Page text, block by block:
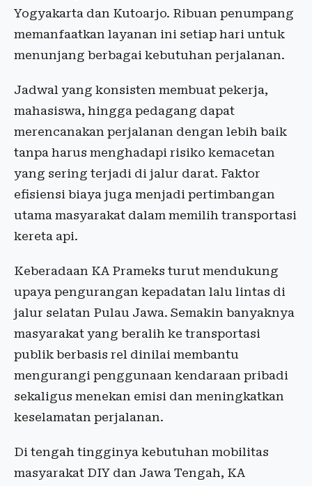
Yogyakarta dan Kutoarjo. Ribuan penumpang
memanfaatkan layanan ini setiap hari untuk
menunjang berbagai kebutuhan perjalanan.
Jadwal yang konsisten membuat pekerja,
mahasiswa, hingga pedagang dapat
merencanakan perjalanan dengan lebih baik
tanpa harus menghadapi risiko kemacetan
yang sering terjadi di jalur darat. Faktor
efisiensi biaya juga menjadi pertimbangan
utama masyarakat dalam memilih transportasi
kereta api.
Keberadaan KA Prameks turut mendukung
upaya pengurangan kepadatan lalu lintas di
jalur selatan Pulau Jawa. Semakin banyaknya
masyarakat yang beralih ke transportasi
publik berbasis rel dinilai membantu
mengurangi penggunaan kendaraan pribadi
sekaligus menekan emisi dan meningkatkan
keselamatan perjalanan.
Di tengah tingginya kebutuhan mobilitas
masyarakat DIY dan Jawa Tengah, KA